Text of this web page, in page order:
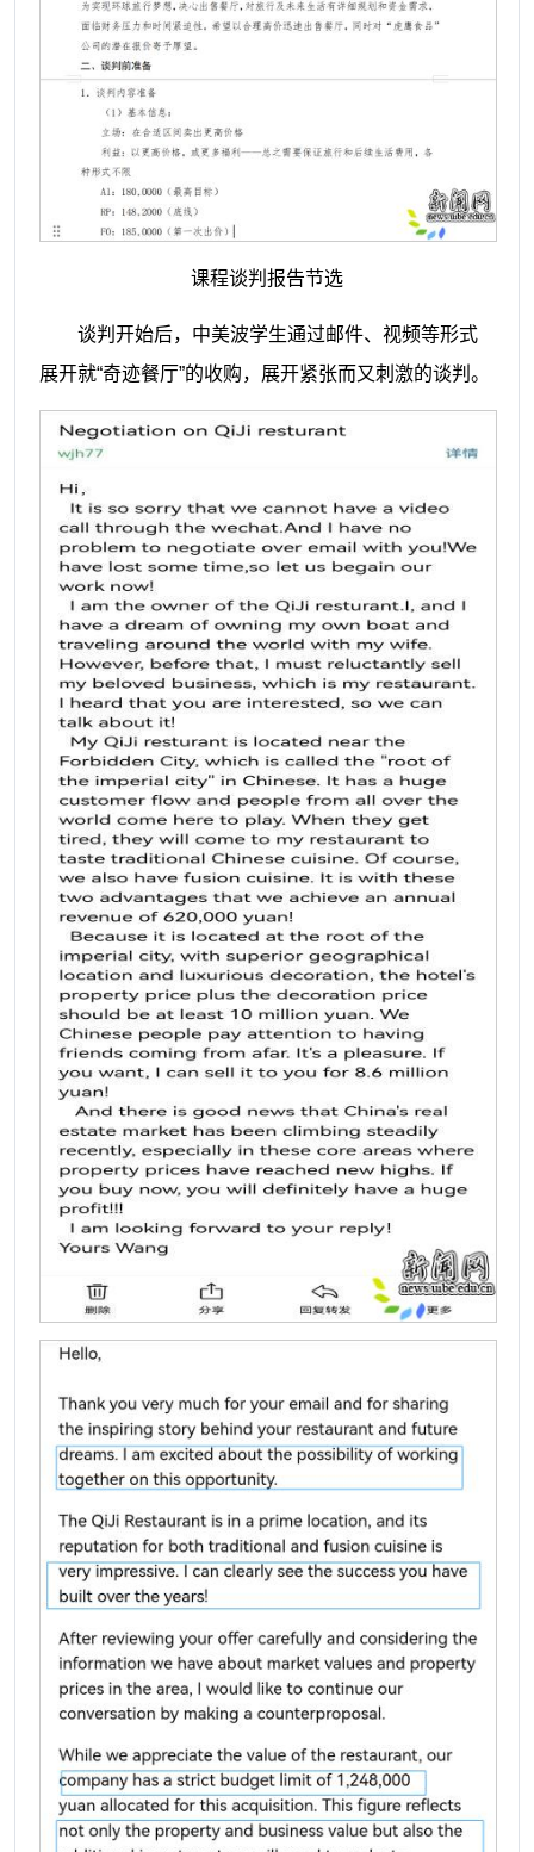
课程谈判报告节选
谈判开始后，中美波学生通过邮件、视频等形式
展开就“奇迹餐厅”的收购，展开紧张而又刺激的谈判。